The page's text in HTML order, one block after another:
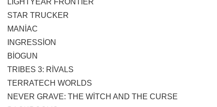
LİGHTYEAR FRONTİER
STAR TRUCKER
MANİAC
INGRESSİON
BİOGUN
TRIBES 3: RİVALS
TERRATECH WORLDS
NEVER GRAVE: THE WİTCH AND THE CURSE